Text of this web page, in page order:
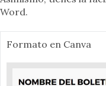
Word.
Formato en Canva